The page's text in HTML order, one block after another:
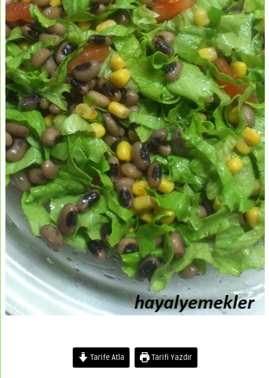
Tarife Atla Tarifi Yazdır